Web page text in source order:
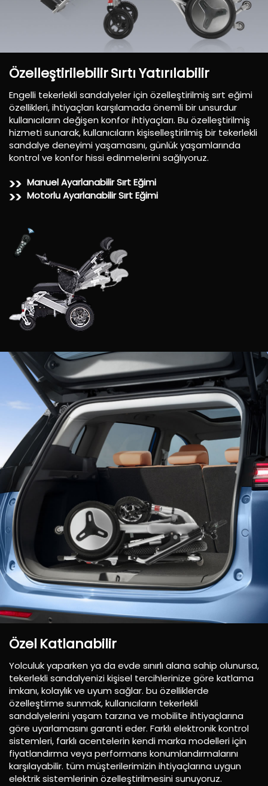
ÖzelleştirilebilirSırtıYatırılabilir
Engelli tekerlekli sandalyeler için özelleştirilmiş sırt eğimi
özellikleri, ihtiyaçları karşılamada önemli bir unsurdur
kullanıcıların değişen konfor ihtiyaçları. Bu özelleştirilmiş
hizmeti sunarak, kullanıcıların kişiselleştirilmiş bir tekerlekli
sandalye deneyimi yaşamasını, günlük yaşamlarında
kontrol ve konfor hissi edinmelerini sağlıyoruz.
Manuel Ayarlanabilir Sırt Eğimi
Motorlu Ayarlanabilir Sırt Eğimi
Özel Katlanabilir
Yolculuk yaparken ya da evde sınırlı alana sahip olunursa,
tekerlekli sandalyenizi kişisel tercihlerinize göre katlama
imkanı, kolaylık ve uyum sağlar. bu özelliklerde
özelleştirme sunmak, kullanıcıların tekerlekli
sandalyelerini yaşam tarzına ve mobilite ihtiyaçlarına
göre uyarlamasını garanti eder. Farklı elektronik kontrol
sistemleri, farklı acentelerin kendi marka modelleri için
fiyatlandırma veya performans konumlandırmalarını
karşılayabilir. tüm müşterilerimizin ihtiyaçlarına uygun
elektrik sistemlerinin özelleştirilmesini sunuyoruz.